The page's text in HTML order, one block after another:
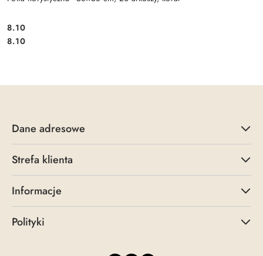
Cena:
8.10
Cena:
8.10
Dane adresowe
Strefa klienta
Informacje
Polityki